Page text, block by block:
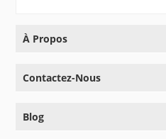
À Propos
Contactez-Nous
Blog